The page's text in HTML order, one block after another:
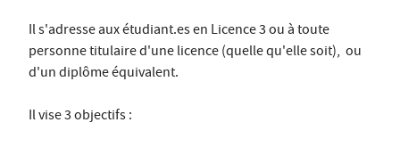
Il s'adresse aux étudiant.es en Licence 3 ou à toute
personne titulaire d'une licence (quelle qu'elle soit), ou
d'un diplôme équivalent.
Il vise 3 objectifs :